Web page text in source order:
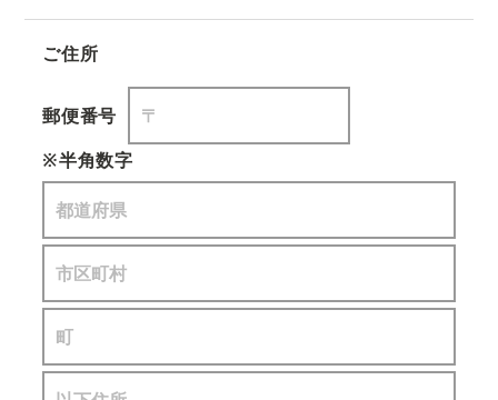
ご住所
郵便番号
※半角数字